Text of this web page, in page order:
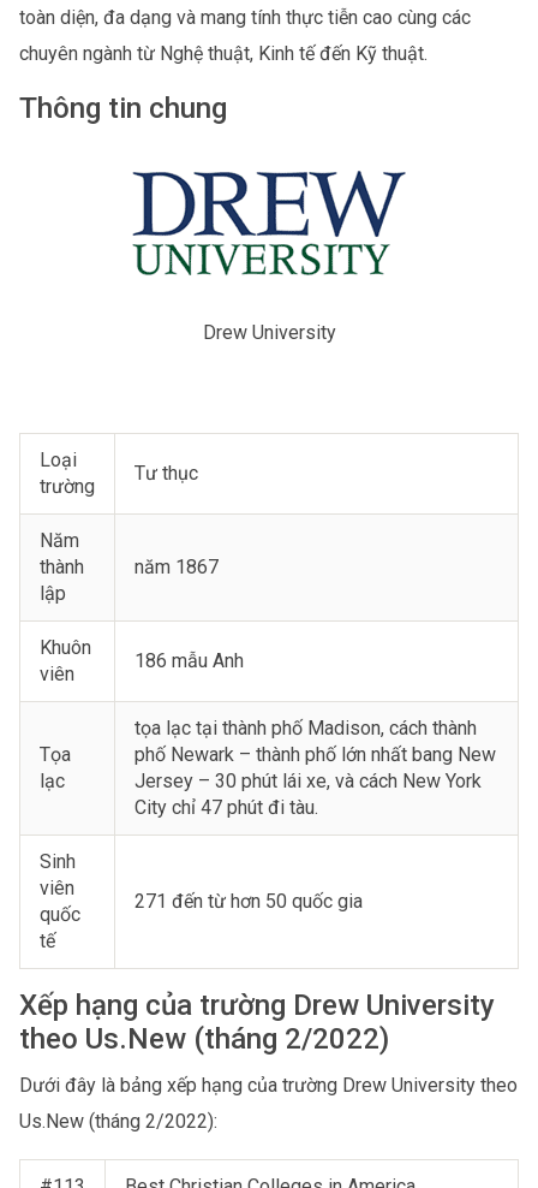
toàn diện, đa dạng và mang tính thực tiễn cao cùng các
chuyên ngành từ Nghệ thuật, Kinh tế đến Kỹ thuật.
Thông tin chung
Drew University
Loại
trường
Tư thục
Năm
thành
lập
năm 1867
Khuôn
viên
186 mẫu Anh
Tọa
lạc
tọa lạc tại thành phố Madison, cách thành
phố Newark – thành phố lớn nhất bang New
Jersey – 30 phút lái xe, và cách New York
City chỉ 47 phút đi tàu.
Sinh
viên
quốc
tế
271 đến từ hơn 50 quốc gia
Xếp hạng của trường Drew University
theo Us.New (tháng 2/2022)
Dưới đây là bảng xếp hạng của trường Drew University theo
Us.New (tháng 2/2022):